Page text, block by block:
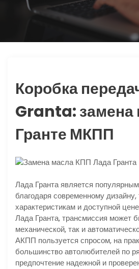
Коробка
Granta: замена
Гранте МКПП
Лада Гранта является
благодаря современному
характеристикам и доступной
Лада Гранта, трансмиссия может
механической, так и
АКПП пользуется спросом, на
большинство автолюбителей по
предпочтение надежной и